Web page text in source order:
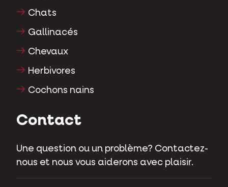
Chats
Gallinacés
Chevaux
Herbivores
Cochons nains
Contact
Une question ou un problème? Contactez-
nous et nous vous aiderons avec plaisir.